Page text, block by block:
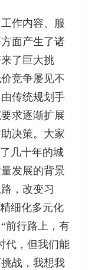
作内容、服
面产生了诸
了巨大挑
竞争屡见不
传统规划手
求逐渐扩展
决策。大家
几十年的城
发展的背景
，改变习
细化多元化
前行路上，有
代，但我们能
战，我想我